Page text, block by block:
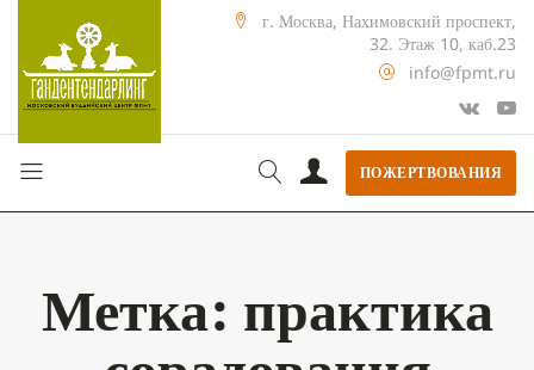
г. Москва, Нахимовский проспект,
32. Этаж 10, каб.23
info@fpmt.ru
ПОЖЕРТВОВАНИЯ
Метка: практика